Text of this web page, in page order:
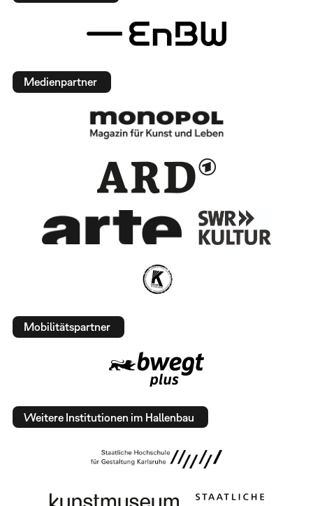
Medienpartner
Mobilitätspartner
Weitere Institutionen im Hallenbau